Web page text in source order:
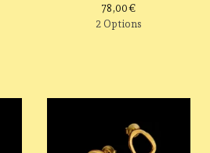
78,00€
2 Options